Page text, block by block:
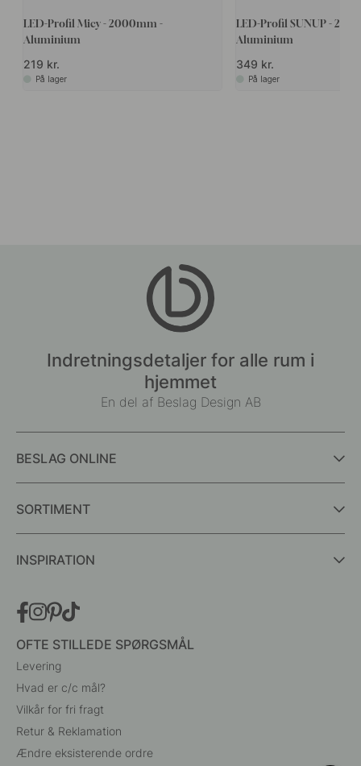
LED-Profil Micy - 2000mm -
Aluminium
219 kr.
På lager
LED-Profil SUNUP -
Aluminium
349 kr.
På lager
Indretningsdetaljer for alle rum i
hjemmet
En del af Beslag Design AB
BESLAG ONLINE
SORTIMENT
INSPIRATION
OFTE STILLEDE SPØRGSMÅL
Levering
Hvad er c/c mål?
Vilkår for fri fragt
Retur & Reklamation
Ændre eksisterende ordre